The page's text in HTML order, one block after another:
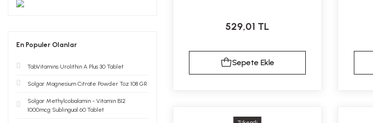
En Populer Olanlar
TabVitamins Urolithin A Plus 30 Tablet
Solgar Magnesium Citrate Powder Toz 108 GR
Solgar Methylcobalamin - Vitamin B12
1000mcg Sublingual 60 Tablet
529,01 TL
Sepete Ekle